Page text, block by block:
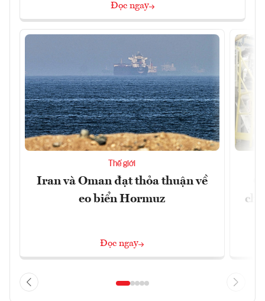
Đọc ngay
Thế giới
Iran và Oman đạt thỏa thuận về
eo biển Hormuz
Đọc ngay